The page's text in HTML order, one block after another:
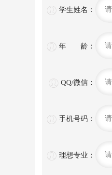
学生姓名：
年 龄：
QQ/微信：
手机号码：
理想专业：